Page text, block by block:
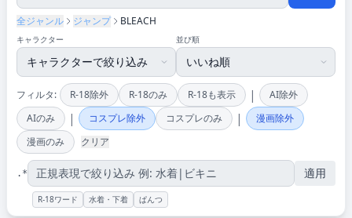
全ジャンル ジャンプ BLEACH
キャラクター 並び順
フィルタ: R-18除外 R-18のみ R-18も表示 |
AI除外
AIのみ
| コスプレ除外 コスプレのみ |
漫画除外
漫画のみ
クリア
.* 適用
R-18ワード 水着・下着 ぱんつ